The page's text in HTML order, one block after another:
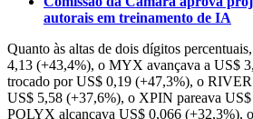
autorais em treinamento de IA
Quanto às altas de dois dígitos
4,13 (+43,4%), o MYX avançava a US$
trocado por US$ 0,19 (+47,3%), o RIVER
US$ 5,58 (+37,6%), o XPIN pareava
POLYX alcançava US$ 0,066 (+32,3%),